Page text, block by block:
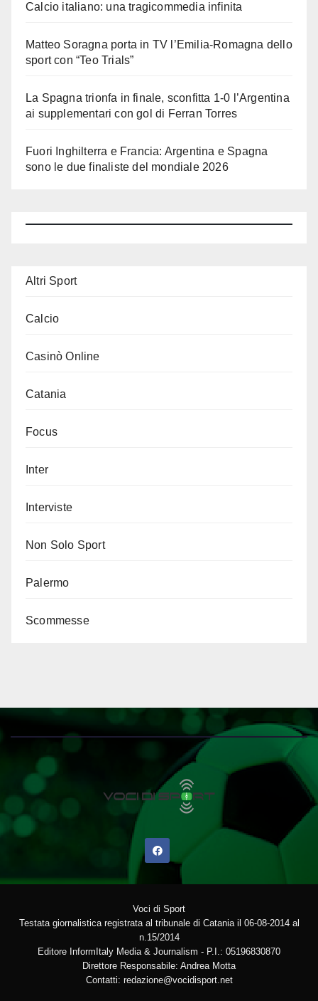
Calcio italiano: una tragicommedia infinita
Matteo Soragna porta in TV l’Emilia-Romagna dello
sport con “Teo Trials”
La Spagna trionfa in finale, sconfitta 1-0 l’Argentina
ai supplementari con gol di Ferran Torres
Fuori Inghilterra e Francia: Argentina e Spagna
sono le due finaliste del mondiale 2026
Altri Sport
Calcio
Casinò Online
Catania
Focus
Inter
Interviste
Non Solo Sport
Palermo
Scommesse
Voci di Sport
Testata giornalistica registrata al tribunale di Catania il 06-08-2014 al
n.15/2014
Editore InformItaly Media & Journalism - P.I.: 05196830870
Direttore Responsabile: Andrea Motta
Contatti: redazione@vocidisport.net